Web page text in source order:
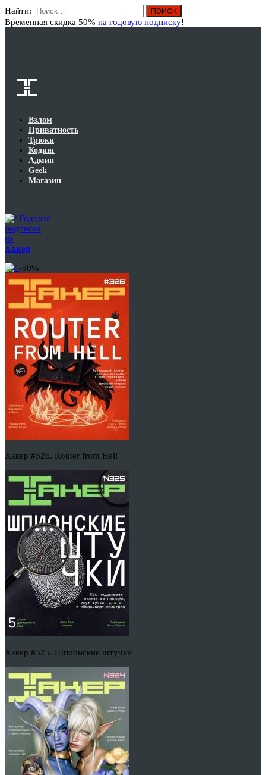
Найти:
Временная скидка 50% на годовую подписку!
Взлом
Приватность
Трюки
Кодинг
Админ
Geek
Магазин
Годовая
подписка
на
Хакер
-50%
Хакер #326. Router from Hell
Хакер #325. Шпионские штучки